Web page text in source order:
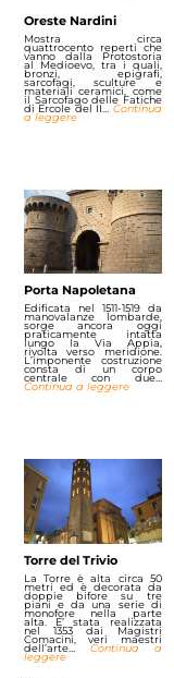
Oreste Nardini
Mostra circa
quattrocento reperti che
vanno dalla Protostoria
al Medioevo, tra i quali,
bronzi, epigrafi,
sarcofagi, sculture e
materiali ceramici, come
il Sarcofago delle Fatiche
di Ercole del II… Continua
a leggere
Porta Napoletana
Edificata nel 1511-1519 da
manovalanze lombarde,
sorge ancora oggi
praticamente intatta
lungo la Via Appia,
rivolta verso meridione.
L’imponente costruzione
consta di un corpo
centrale con due…
Continua a leggere
Torre del Trivio
La Torre è alta circa 50
metri ed è decorata da
doppie bifore su tre
piani e da una serie di
monofore nella parte
alta. E’ stata realizzata
nel 1353 dai Magistri
Comacini, veri maestri
dell’arte… Continua a
leggere